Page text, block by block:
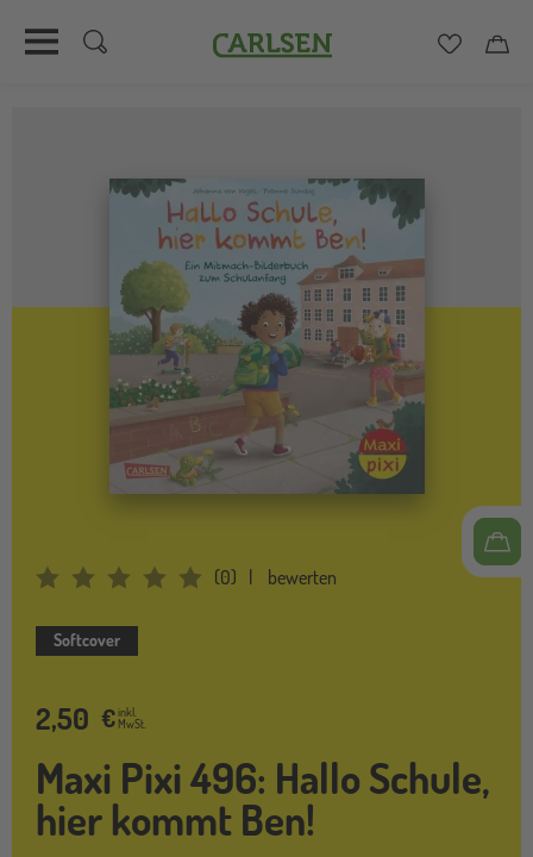
Carlsen
Average Rating: 0 (0) bewerten
Softcover
2,50 €inkl.
MwSt.
Maxi Pixi 496: Hallo Schule,
hier kommt Ben!